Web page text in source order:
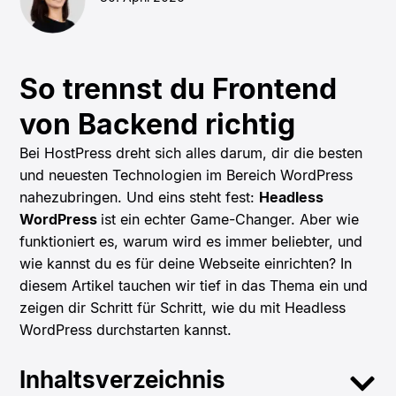
So trennst du Frontend
von Backend richtig
Bei HostPress dreht sich alles darum, dir die besten
und neuesten Technologien im Bereich WordPress
nahezubringen. Und eins steht fest: Headless
WordPress ist ein echter Game-Changer. Aber wie
funktioniert es, warum wird es immer beliebter, und
wie kannst du es für deine Webseite einrichten? In
diesem Artikel tauchen wir tief in das Thema ein und
zeigen dir Schritt für Schritt, wie du mit Headless
WordPress durchstarten kannst.
Inhaltsverzeichnis